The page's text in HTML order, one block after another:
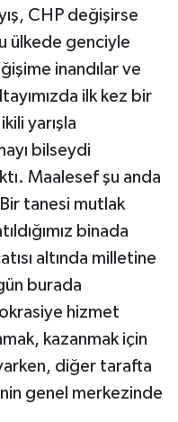
ülkede genciyle
inandılar ve
ilk kez bir
yarışla
bilseydi
Maalesef şu anda
tanesi mutlak
binada
altında milletine
burada
hizmet
kazanmak için
diğer tarafta
genel merkezinde